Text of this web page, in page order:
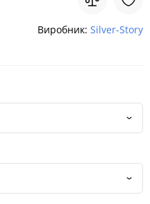
Виробник: Silver-Story